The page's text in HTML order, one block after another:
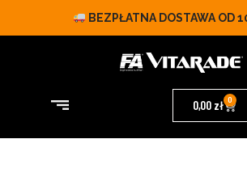
BEZPŁATNA DOSTAWA OD
0,00 zł 0